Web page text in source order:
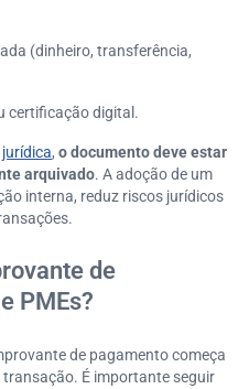
(dinheiro, transferência,
certificação digital.
, o documento deve estar
arquivado. A adoção de um
interna, reduz riscos jurídicos
de
PMEs?
de pagamento começa
É importante seguir